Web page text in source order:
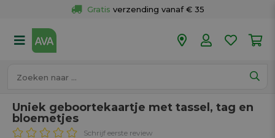
Gratis verzending vanaf € 35
50 winkels
Uniek geboortekaartje met tassel, tag en
bloemetjes
Schrijf eerste review